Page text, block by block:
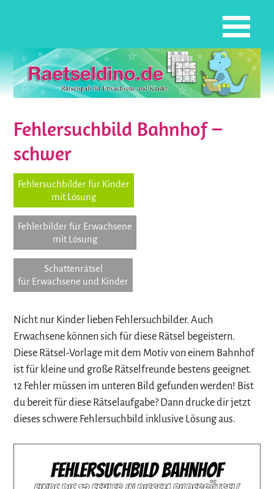
Fehlersuchbild Bahnhof –
schwer
Fehlersuchbilder für Kinder
mit Lösung
Fehlerbilder für Erwachsene
mit Lösung
Schattenrätsel
für Erwachsene und Kinder
Nicht nur Kinder lieben Fehlersuchbilder. Auch
Erwachsene können sich für diese Rätsel begeistern.
Diese Rätsel-Vorlage mit dem Motiv von einem Bahnhof
ist für kleine und große Rätselfreunde bestens geeignet.
12 Fehler müssen im unteren Bild gefunden werden! Bist
du bereit für diese Rätselaufgabe? Dann drucke dir jetzt
dieses schwere Fehlersuchbild inklusive Lösung aus.